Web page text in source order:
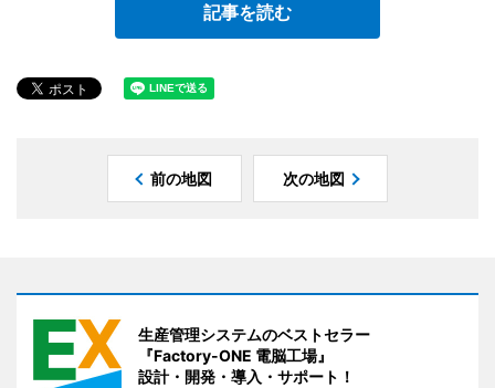
記事を読む
前の地図 次の地図
生産管理システムのベストセラー
『Factory-ONE 電脳工場』
設計・開発・導入・サポート！